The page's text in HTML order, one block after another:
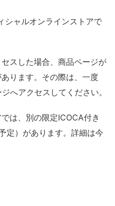
シャルオンラインストアで
スした場合、商品ページが
ります。その際は、一度
へアクセスしてください。
は、別の限定ICOCA付き
定）があります。詳細は今